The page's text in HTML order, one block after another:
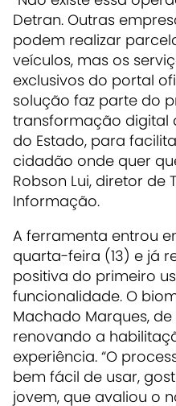
Detran. Outras
podem realizar
veículos, mas os
exclusivos do portal
solução faz parte do
transformação digital
do Estado, para
cidadão onde quer
Robson Lui, diretor de
Informação.
A ferramenta entrou
quarta-feira (13) e já
positiva do primeiro
funcionalidade. O
Machado Marques, de
renovando a
experiência. “O
bem fácil de usar,
jovem, que avaliou o